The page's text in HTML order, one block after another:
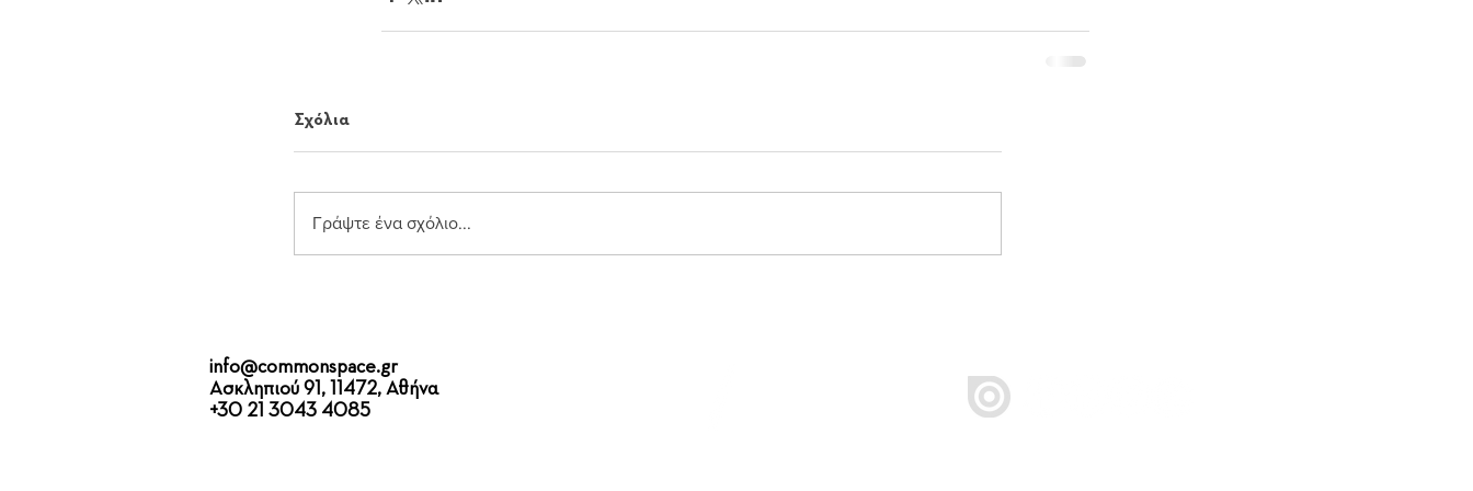
Σχόλια
Γράψτε ένα σχόλιο...
info@commonspace.gr
Ασκληπιού 91, 11472, Αθήνα
+30 21 3043 4085